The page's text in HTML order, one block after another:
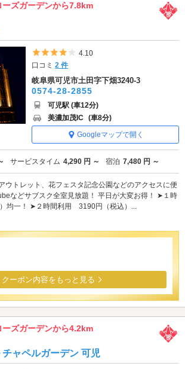
ーズガーデンから7.8km
5つ星のうち4
4.10
口コミ2 件
岐阜県可児市土田字下畑3240-3
0574-28-2855
可児駅 (車12分)
美濃加茂IC (車8分)
Googleマップで開く
サービスタイム 4,290 円 ～ 宿泊 7,480 円 ～
ウトレット、花フェスタ記念公園などのアクセスに便
などサブスク全室見放題！ 平日が大変お得！ ➤１時
均一！ ➤２時間利用 3190円（税込）...
クーポン内容をもっと見る
ーズガーデンから4.2km
ャペルガーデン 可児